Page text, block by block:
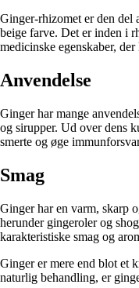
Ginger-rhizomet er den del
beige farve. Det er inden i
medicinske egenskaber,
Anvendelse
Ginger har mange
og sirupper. Ud over dens
smerte og øge
Smag
Ginger har en varm, skarp
herunder gingeroler og
karakteristiske smag og
Ginger er mere end blot et
naturlig behandling, er